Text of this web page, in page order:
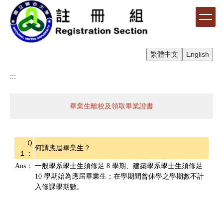
到
主
繁體中文 English
:::
畢業生離校及領取畢業證書
Ｑ
１：
何謂應屆畢業生？
Ans：
一般學系學士生須修足 8 學期、建築學系學士生須修足
10 學期始為應屆畢業生；在學期間曾休學之學期數不計
入修課學期數。